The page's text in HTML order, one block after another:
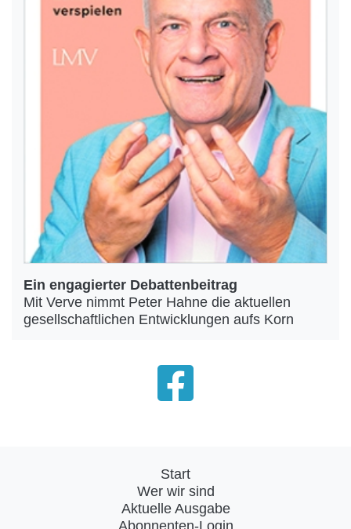
Ein engagierter Debattenbeitrag
Mit Verve nimmt Peter Hahne die aktuellen
gesellschaftlichen Entwicklungen aufs Korn
Start
Wer wir sind
Aktuelle Ausgabe
Abonnenten-Login